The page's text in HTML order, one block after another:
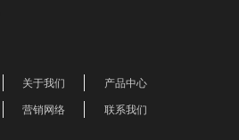
关于我们 产品中心
营销网络 联系我们